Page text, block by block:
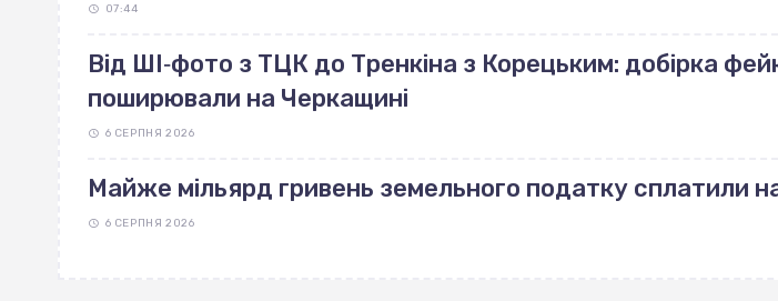
07:44
Від ШІ‐фото з ТЦК до Тренкіна з Корецьким: добірка
поширювали на Черкащині
6 СЕРПНЯ 2026
Майже мільярд гривень земельного податку сплатили
6 СЕРПНЯ 2026